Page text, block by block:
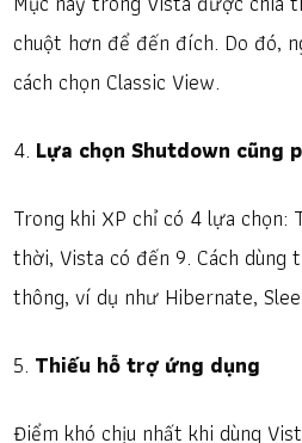
chuột hơn để đến đích. Do đó,
cách chọn Classic View.
4. Lựa chọn Shutdown cũng
Trong khi XP chỉ có 4 lựa chọn:
thời, Vista có đến 9. Cách dùng
thông, ví dụ như Hibernate,
5. Thiếu hỗ trợ ứng dụng
Điểm khó chịu nhất khi dùng